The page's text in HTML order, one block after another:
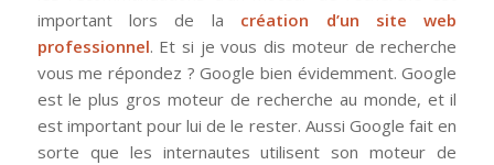
important lors de la création d’un site web
professionnel. Et si je vous dis moteur de recherche
vous me répondez ? Google bien évidemment. Google
est le plus gros moteur de recherche au monde, et il
est important pour lui de le rester. Aussi Google fait en
sorte que les internautes utilisent son moteur de